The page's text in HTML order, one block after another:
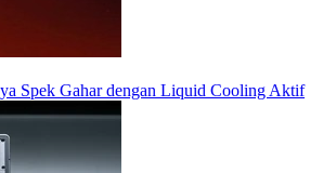
Spek Gahar dengan Liquid Cooling Aktif